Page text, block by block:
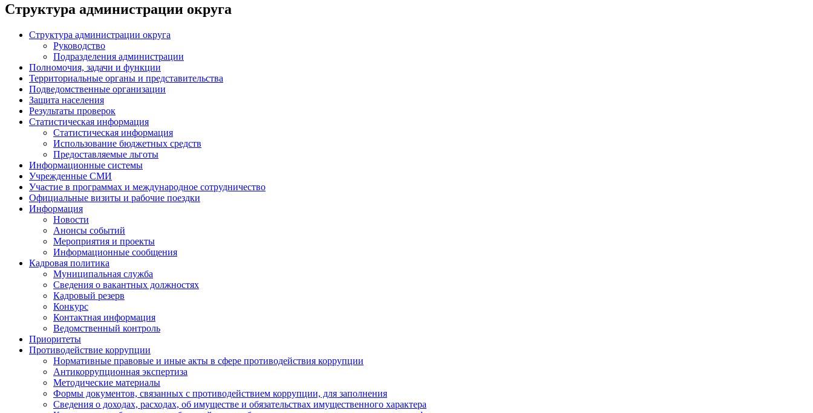
Структура администрации округа
Структура администрации округа
Руководство
Подразделения администрации
Полномочия, задачи и функции
Территориальные органы и представительства
Подведомственные организации
Защита населения
Результаты проверок
Статистическая информация
Статистическая информация
Использование бюджетных средств
Предоставляемые льготы
Информационные системы
Учрежденные СМИ
Участие в программах и международное сотрудничество
Официальные визиты и рабочие поездки
Информация
Новости
Анонсы событий
Мероприятия и проекты
Информационные сообщения
Кадровая политика
Муниципальная служба
Сведения о вакантных должностях
Кадровый резерв
Конкурс
Контактная информация
Ведомственный контроль
Приоритеты
Противодействие коррупции
Нормативные правовые и иные акты в сфере противодействия коррупции
Антикоррупционная экспертиза
Методические материалы
Формы документов, связанных с противодействием коррупции, для заполнения
Сведения о доходах, расходах, об имуществе и обязательствах имущественного характера